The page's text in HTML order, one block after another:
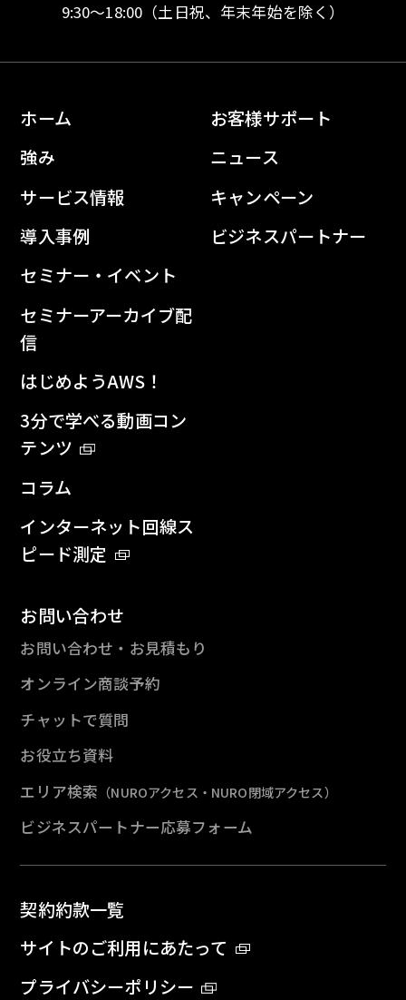
9:30〜18:00 （土日祝、年末年始を除く）
ホーム
強み
サービス情報
導入事例
セミナー・イベント
セミナーアーカイブ配
信
はじめようAWS！
3分で学べる動画コン
テンツ
コラム
インターネット回線ス
ピード測定
お客様サポート
ニュース
キャンペーン
ビジネスパートナー
お問い合わせ
お問い合わせ・お見積もり
オンライン商談予約
チャットで質問
お役立ち資料
エリア検索 （NUROアクセス・NURO閉域アクセス）
ビジネスパートナー応募フォーム
契約約款一覧
サイトのご利用にあたって
プライバシーポリシー